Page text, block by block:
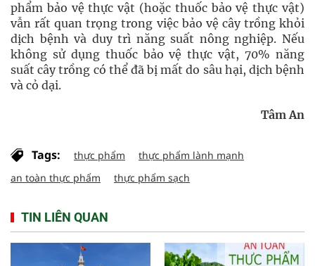
phẩm bảo vệ thực vật (hoặc thuốc bảo vệ thực vật)
vẫn rất quan trọng trong việc bảo vệ cây trồng khỏi
dịch bệnh và duy trì năng suất nông nghiệp. Nếu
không sử dụng thuốc bảo vệ thực vật, 70% năng
suất cây trồng có thể đã bị mất do sâu hại, dịch bệnh
và cỏ dại.
Tâm An
Tags: thực phẩm
thực phẩm lành mạnh
an toàn thực phẩm
thực phẩm sạch
TIN LIÊN QUAN